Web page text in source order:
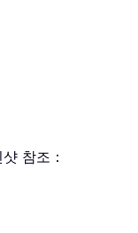
참조：